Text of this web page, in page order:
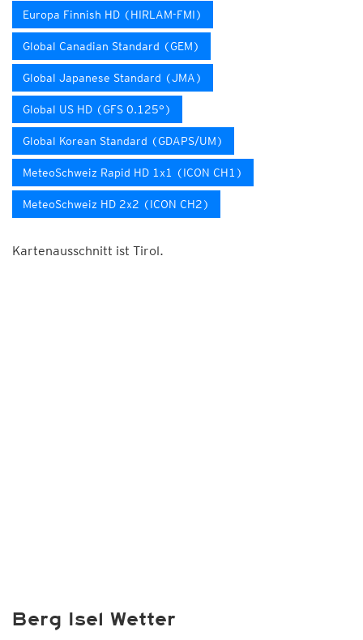
Europa Finnish HD (HIRLAM-FMI)
Global Canadian Standard (GEM)
Global Japanese Standard (JMA)
Global US HD (GFS 0.125°)
Global Korean Standard (GDAPS/UM)
MeteoSchweiz Rapid HD 1x1 (ICON CH1)
MeteoSchweiz HD 2x2 (ICON CH2)
Kartenausschnitt ist Tirol.
Berg Isel Wetter